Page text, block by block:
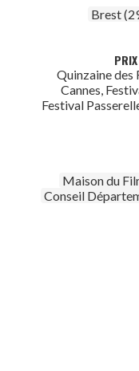
Brest
Quinzaine des
Cannes,
Festival
Maison du
Conseil